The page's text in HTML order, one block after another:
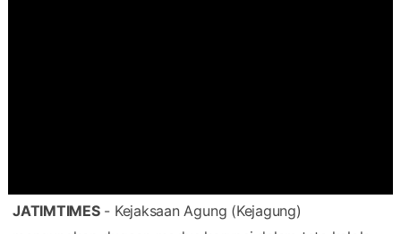
JATIMTIMES- Kejaksaan Agung (Kejagung)